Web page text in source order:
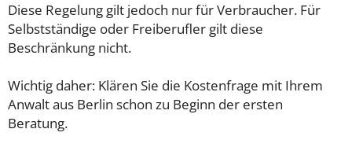
Diese Regelung gilt jedoch nur für Verbraucher. Für
Selbstständige oder Freiberufler gilt diese
Beschränkung nicht.
Wichtig daher: Klären Sie die Kostenfrage mit Ihrem
Anwalt aus Berlin schon zu Beginn der ersten
Beratung.